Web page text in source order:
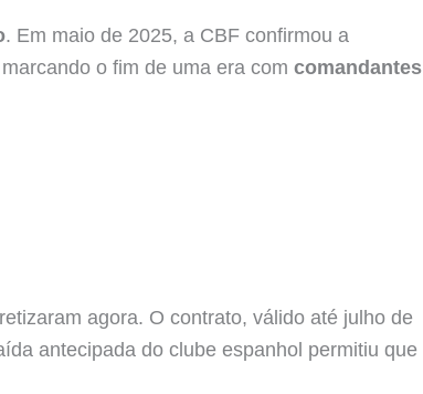
. Em maio de 2025, a CBF confirmou a
o fim de uma era com comandantes
agora. O contrato, válido até julho de
antecipada do clube espanhol permitiu que